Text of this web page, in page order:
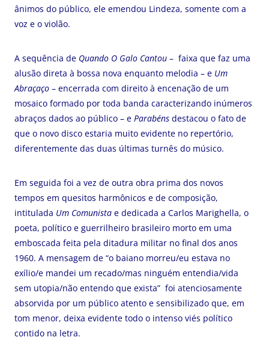
ânimos do público, ele emendou Lindeza, somente com a
voz e o violão.
A sequência de Quando O Galo Cantou – faixa que faz uma
alusão direta à bossa nova enquanto melodia – e Um
Abraçaço – encerrada com direito à encenação de um
mosaico formado por toda banda caracterizando inúmeros
abraços dados ao público – e Parabéns destacou o fato de
que o novo disco estaria muito evidente no repertório,
diferentemente das duas últimas turnês do músico.
Em seguida foi a vez de outra obra prima dos novos
tempos em quesitos harmônicos e de composição,
intitulada Um Comunista e dedicada a Carlos Marighella, o
poeta, político e guerrilheiro brasileiro morto em uma
emboscada feita pela ditadura militar no final dos anos
1960. A mensagem de “o baiano morreu/eu estava no
exílio/e mandei um recado/mas ninguém entendia/vida
sem utopia/não entendo que exista” foi atenciosamente
absorvida por um público atento e sensibilizado que, em
tom menor, deixa evidente todo o intenso viés político
contido na letra.